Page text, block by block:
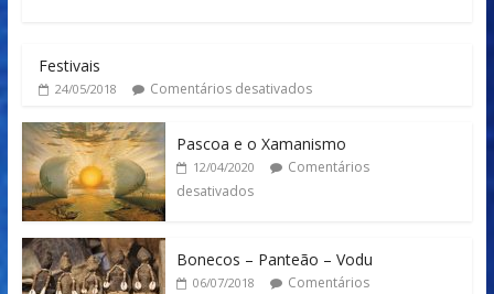
Festivais
24/05/2018 Comentários desativados
Pascoa e o Xamanismo
12/04/2020
Comentários
desativados
Bonecos – Panteão – Vodu
06/07/2018
Comentários